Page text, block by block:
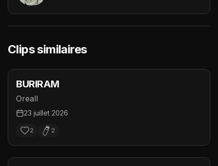
Clips similaires
BURIRAM
Oreall
23 juillet 2026
2 2